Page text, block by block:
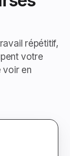
répétitif,
votre
voir en